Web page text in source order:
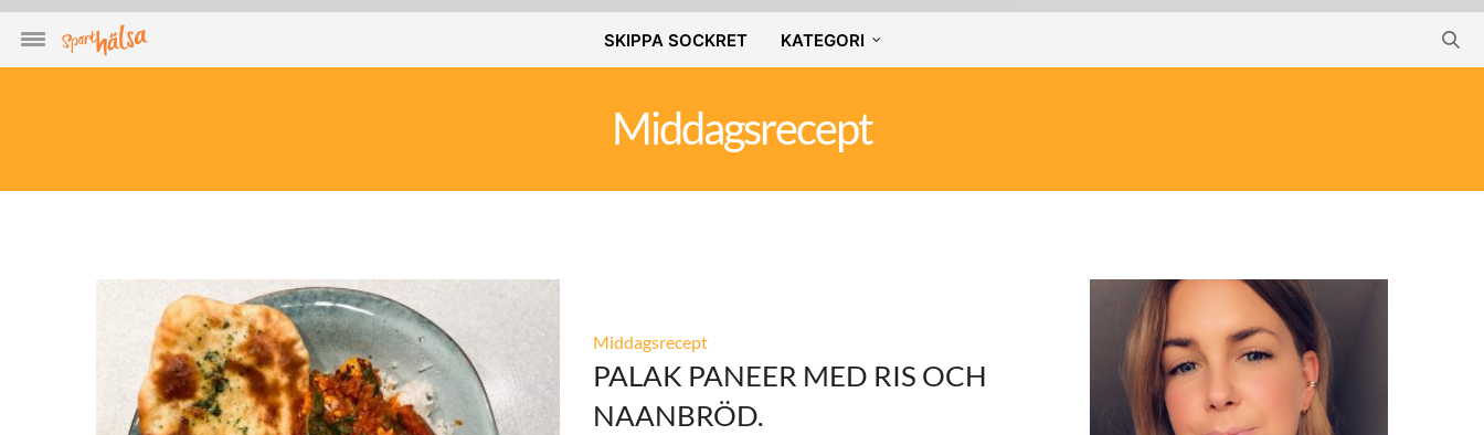
SKIPPA SOCKRET KATEGORI
Middagsrecept
Middagsrecept
PALAK PANEER MED RIS OCH
NAANBRÖD.